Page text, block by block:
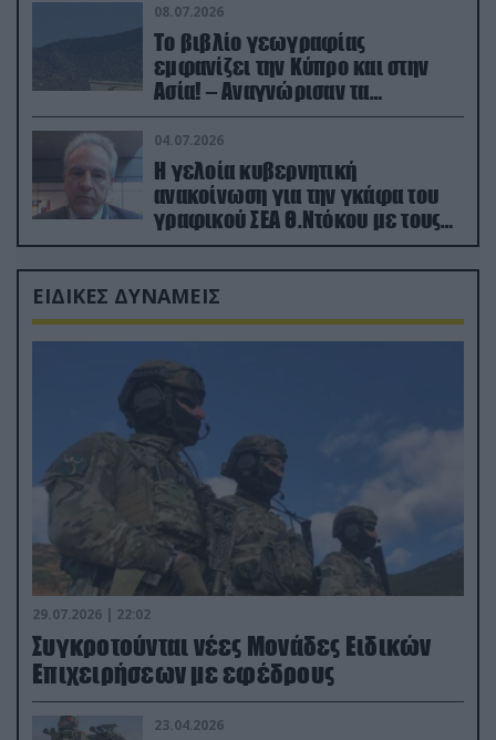
08.07.2026
Το βιβλίο γεωγραφίας
εμφανίζει την Κύπρο και στην
Ασία! – Αναγνώρισαν τα
κατεχόμενα; (φωτο)
04.07.2026
Η γελοία κυβερνητική
ανακοίνωση για την γκάφα του
γραφικού ΣΕΑ Θ.Ντόκου με τους
Ρώσους φαρσέρ
ΕΙΔΙΚΕΣ ΔΥΝΑΜΕΙΣ
29.07.2026 | 22:02
Συγκροτούνται νέες Μονάδες Ειδικών
Επιχειρήσεων με εφέδρους
23.04.2026